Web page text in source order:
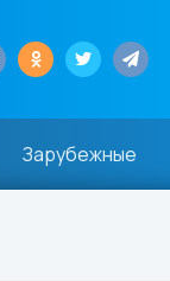
Зарубежные